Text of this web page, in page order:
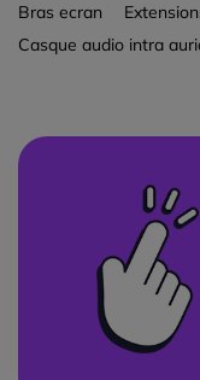
Bras ecran
Casque audio intra